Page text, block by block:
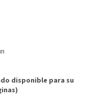
disponible para su